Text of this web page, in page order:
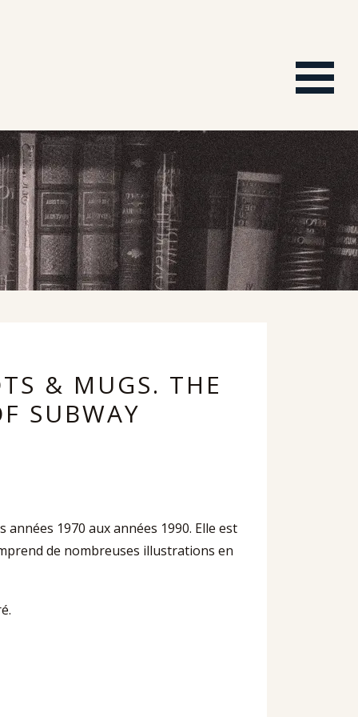
& MUGS. THE
SUBWAY
1970 aux années 1990. Elle est
de nombreuses illustrations en